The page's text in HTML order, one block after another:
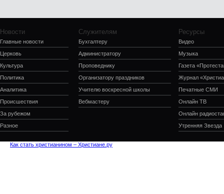
Новости
Главные новости
Церковь
Культура
Политика
Аналитика
Происшествия
За рубежом
Разное
Служителям
Бухгалтеру
Администратору
Проповеднику
Организатору праздников
Учителю воскресной школы
Вебмастеру
Ресурсы
Видео
Музыка
Газета
Журнал
Печатные СМИ
Онлайн ТВ
Онлайн
Утренняя Звезда
Как стать христианином – Христиане.ру